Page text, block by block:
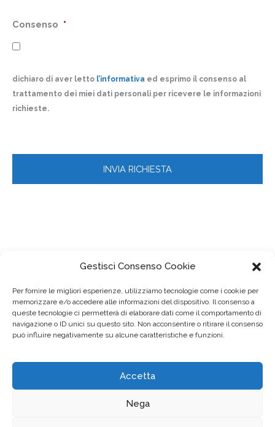
Gestisci Consenso Cookie
Per fornire le migliori esperienze, utilizziamo tecnologie come i cookie per
memorizzare e/o accedere alle informazioni del dispositivo. Il consenso a
queste tecnologie ci permetterà di elaborare dati come il comportamento di
navigazione o ID unici su questo sito. Non acconsentire o ritirare il consenso
può influire negativamente su alcune caratteristiche e funzioni.
Accetta
Nega
Consenso *
dichiaro di aver letto l’informativa ed esprimo il consenso al
trattamento dei miei dati personali per ricevere le informazioni
richieste.
© 2023
– Via Teodosio, 33 – 20131 Milano
tel. 02/70605287 – fax 02/26688203 – info@fimmglombardia.it